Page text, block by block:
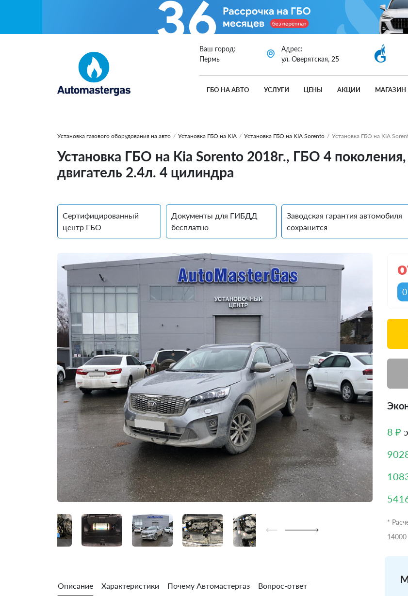
Ваш город:
Пермь
Адрес:
ул. Оверятская, 25
ГБО НА АВТО УСЛУГИ ЦЕНЫ АКЦИИ МАГАЗИН
Установка газового оборудования на авто / Установка ГБО на KIA / Установка ГБО на KIA Sorento / Установка ГБО на KIA
Установка ГБО на Kia Sorento 2018г., ГБО 4
двигатель 2.4л. 4 цилиндра
Сертифицированный
центр ГБО
Документы для ГИБДД
бесплатно
Заводская гарантия автомобиля
сохранится
8 ₽
*
Описание Характеристики Почему Автомастергаз Вопрос-ответ